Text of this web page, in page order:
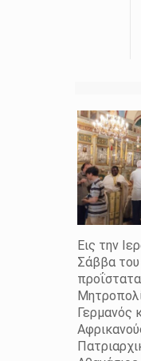
Εις την
Σάββα του
Γερμανός